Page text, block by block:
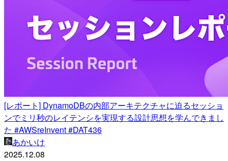
[レポート] DynamoDBの内部アーキテクチャに迫るセッショ
ンでミリ秒のレイテンシを実現する設計思想を学んできまし
た #AWSreInvent #DAT436
あかいけ
2025.12.08